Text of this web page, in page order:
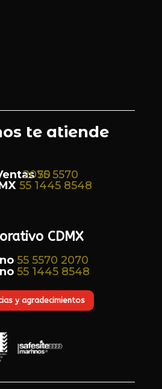
te atiende
55 5570 2070
55 1445 8548
CDMX
55 5570 2070
55 1445 8548
y agradecimientos